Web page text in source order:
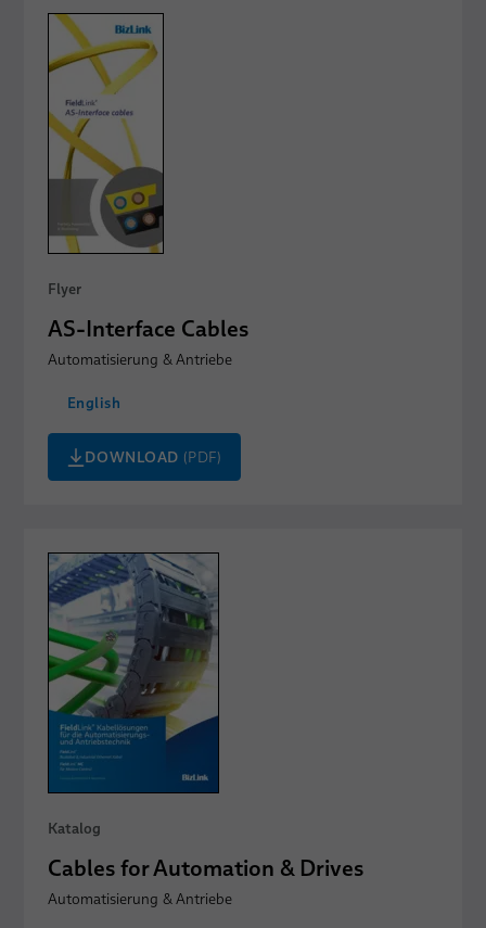
Flyer
AS-Interface Cables
Automatisierung & Antriebe
English
DOWNLOAD (PDF)
Katalog
Cables for Automation & Drives
Automatisierung & Antriebe